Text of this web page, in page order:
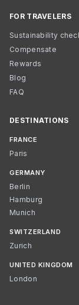
FOR TRAVELERS
Sustainability
Compensate
Rewards
Blog
FAQ
DESTINATIONS
FRANCE
Paris
GERMANY
Berlin
Hamburg
Munich
SWITZERLAND
Zurich
UNITED KINGDOM
London